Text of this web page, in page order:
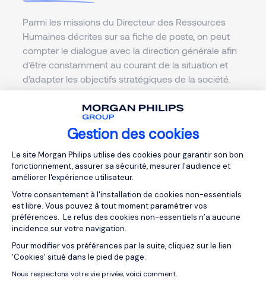
Gestion des cookies
Plateforme de Gestion du
Le site Morgan Philips utilise des cookies pour garantir son bon
fonctionnement, assurer sa sécurité, mesurer l'audience et
améliorer l'expérience utilisateur.
Votre consentement à l'installation de cookies non-essentiels
est libre. Vous pouvez à tout moment paramétrer vos
préférences. Le refus des cookies non-essentiels n’a aucune
incidence sur votre navigation.
Pour modifier vos préférences par la suite, cliquez sur le lien
'Cookies' situé dans le pied de page.
Nous respectons votre vie privée, voici comment.
Axeptio consent
Parmi les missions du Directeur des Ressources
Humaines décrites sur sa fiche de poste, on peut
compter le dialogue avec la direction générale afin
d’être constamment au courant de la situation et
d’adapter les objectifs stratégiques de la société.
On a aussi le recueil des attentes et des besoins
des collaborateurs auprès des différentes directions
de l’entreprise. Il doit également suivre l’évolution et
ajuster éventuellement toute stratégie RH déployée.
Le DRH est aussi responsable de la gestion du
choix des prestataires éventuels. Il adapte des
salariés à la révolution digitale et favorise
l’émergence de nouvelles formes de travail. Il établit
l’entretien et l’organisation du dialogue social et
instaure la grille salariale de l’entreprise. Il gère
l’évolution des carrières en valorisant la mobilité et la
formation. Il sensibilise le personnel aux contraintes
d’hygiène et de sécurité et s’occupe du